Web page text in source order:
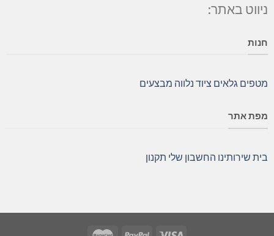
ניווט באתר:
חנות
מטפיםגלאיםציוד נלווהמבצעים
מפת אתר
ביתשירותינוהחשבון שליתקנון